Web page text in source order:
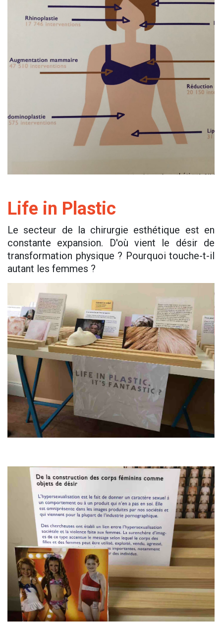
Life in Plastic
Le secteur de la chirurgie esthétique est en
constante expansion. D'où vient le désir de
transformation physique ? Pourquoi touche-t-il
autant les femmes ?